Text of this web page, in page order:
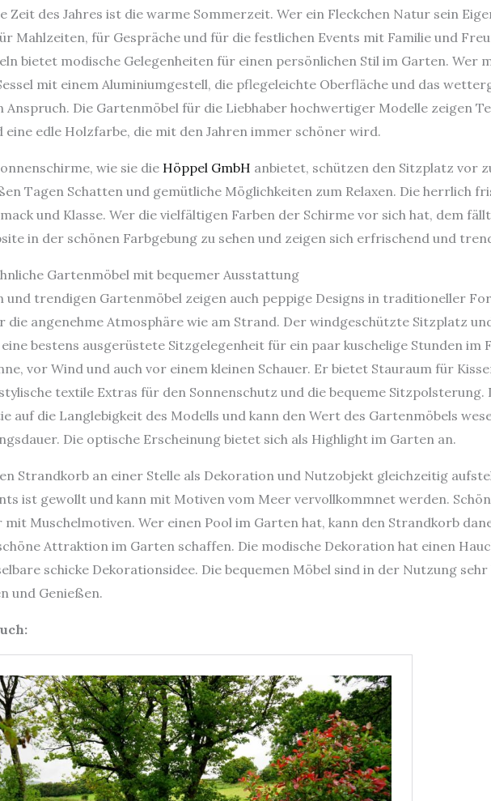
Zeit des Jahres ist die warme Sommerzeit. Wer ein Fleckchen Natur sein
Mahlzeiten, für Gespräche und für die festlichen Events mit Familie und
bietet modische Gelegenheiten für einen persönlichen Stil im Garten. Wer
mit einem Aluminiumgestell, die pflegeleichte Oberfläche und das
Anspruch. Die Gartenmöbel für die Liebhaber hochwertiger Modelle zeigen
eine edle Holzfarbe, die mit den Jahren immer schöner wird.
wie sie die Höppel GmbH anbietet, schützen den Sitzplatz vor
Tagen Schatten und gemütliche Möglichkeiten zum Relaxen. Die herrlich
und Klasse. Wer die vielfältigen Farben der Schirme vor sich hat, dem
in der schönen Farbgebung zu sehen und zeigen sich erfrischend und
Gartenmöbel mit bequemer Ausstattung
und trendigen Gartenmöbel zeigen auch peppige Designs in traditioneller
die angenehme Atmosphäre wie am Strand. Der windgeschützte Sitzplatz
bestens ausgerüstete Sitzgelegenheit für ein paar kuschelige Stunden
vor Wind und auch vor einem kleinen Schauer. Er bietet Stauraum für
textile Extras für den Sonnenschutz und die bequeme
auf die Langlebigkeit des Modells und kann den Wert des Gartenmöbels
Die optische Erscheinung bietet sich als Highlight im Garten an.
Strandkorb an einer Stelle als Dekoration und Nutzobjekt gleichzeitig
ist gewollt und kann mit Motiven vom Meer vervollkommnet werden.
Muschelmotiven. Wer einen Pool im Garten hat, kann den Strandkorb
Attraktion im Garten schaffen. Die modische Dekoration hat einen
schicke Dekorationsidee. Die bequemen Möbel sind in der Nutzung
und Genießen.